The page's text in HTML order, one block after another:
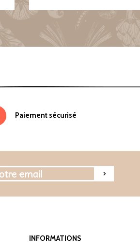
Paiement sécurisé
INFORMATIONS